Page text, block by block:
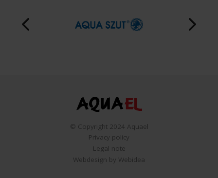
© Copyright 2024 Aquael
Privacy policy
Legal note
Webdesign by Webidea